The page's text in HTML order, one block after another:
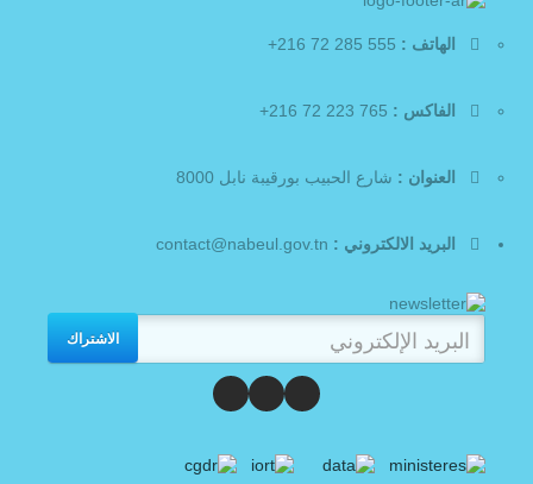
الهاتف :
الفاكس :
العنوان : شارع الحبيب بورقيبة نابل 8000
البريد الالكتروني :
الاشتراك